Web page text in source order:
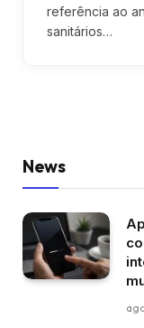
referência ao
sanitários…
News